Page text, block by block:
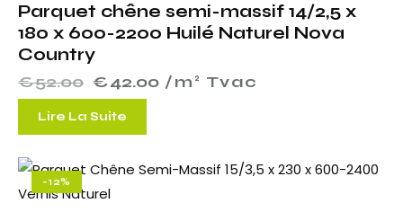
Parquet chêne semi-massif 14/2,5 x
180 x 600-2200 Huilé Naturel Nova
Country
€52.00 €42.00 /m² Tvac
Lire La Suite
-12%